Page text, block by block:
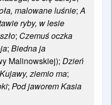
malowane luśnie;A
ryby, w lesie
; Czemuś oczka
; Biedna ja
Malinowskiej); Dzień
ziemio ma;
; Pod jaworem Kasia